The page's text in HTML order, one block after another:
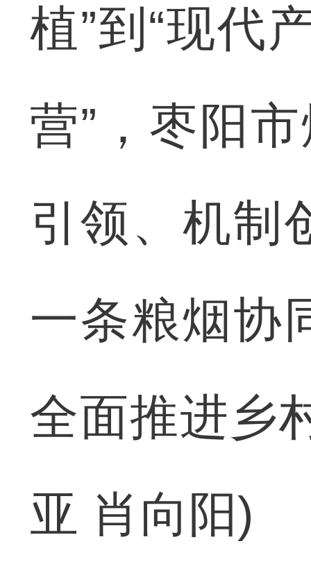
植”到“现代
营”，枣阳
引领、机制
一条粮烟协
全面推进乡
亚 肖向阳)